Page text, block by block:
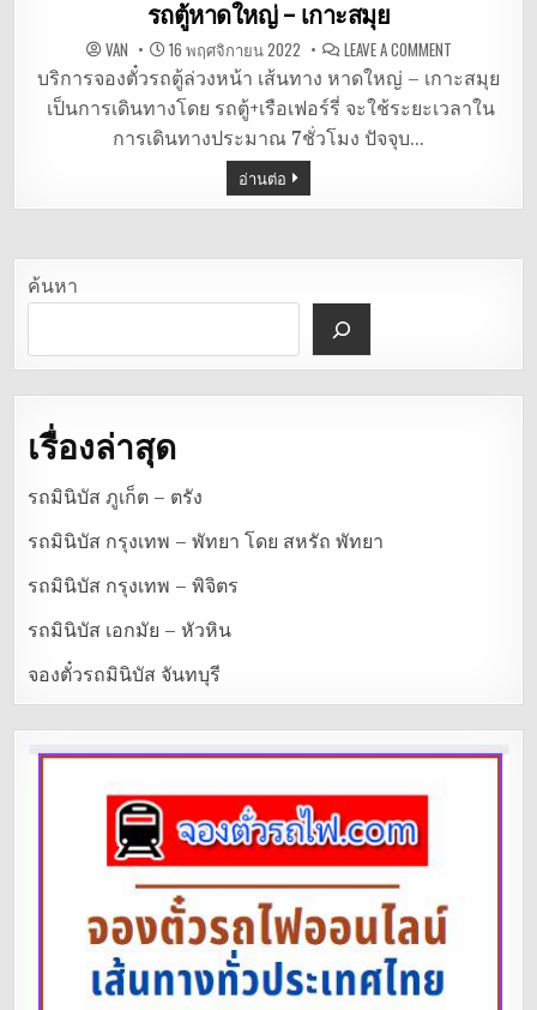
in
รถตู้หาดใหญ่ – เกาะสมุย
VAN 16 พฤศจิกายน 2022 LEAVE A COMMENTON
ตู้
หาดใหญ่
–
บริการจองตั๋วรถตู้ล่วงหน้า เส้นทาง หาดใหญ่ – เกาะสมุย
เป็นการเดินทางโดย รถตู้+เรือเฟอร์รี่ จะใช้ระยะเวลาใน
การเดินทางประมาณ 7ชั่วโมง ปัจจุบ…
อ่านต่อ
ค้นหา
เรื่องล่าสุด
รถมินิบัส ภูเก็ต – ตรัง
รถมินิบัส กรุงเทพ – พัทยา โดย สหรัถ พัทยา
รถมินิบัส กรุงเทพ – พิจิตร
รถมินิบัส เอกมัย – หัวหิน
จองตั๋วรถมินิบัส จันทบุรี